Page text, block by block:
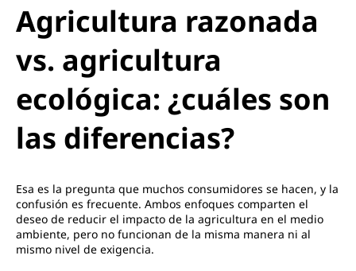
Agricultura razonada
vs. agricultura
ecológica: ¿cuáles son
las diferencias?
Esa es la pregunta que muchos consumidores se hacen, y la
confusión es frecuente. Ambos enfoques comparten el
deseo de reducir el impacto de la agricultura en el medio
ambiente, pero no funcionan de la misma manera ni al
mismo nivel de exigencia.